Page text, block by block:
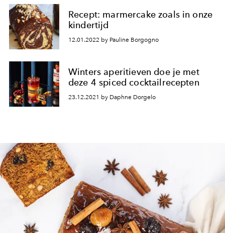
Recept: marmercake zoals in onze
kindertijd
12.01.2022 by Pauline Borgogno
Winters aperitieven doe je met
deze 4 spiced cocktailrecepten
23.12.2021 by Daphne Dorgelo